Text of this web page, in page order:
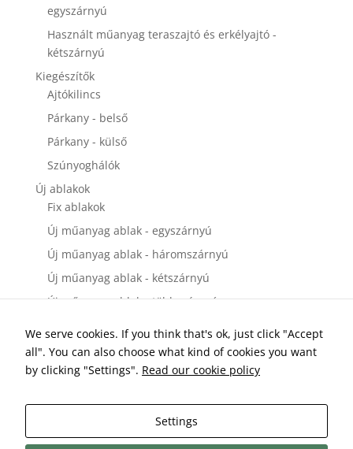
egyszárnyú
Használt műanyag teraszajtó és erkélyajtó -
kétszárnyú
Kiegészítők
Ajtókilincs
Párkany - belső
Párkany - külső
Szúnyoghálók
Új ablakok
Fix ablakok
Új műanyag ablak - egyszárnyú
Új műanyag ablak - háromszárnyú
Új műanyag ablak - kétszárnyú
Új műanyag ablak - többszárnyú
Új műanyag bejárati ajtó - egyszárnyú
Új műanyag bejárati ajtó - kétszárnyú
Új műanyag teraszajtó és erkélyajtó - egyszárnyú
Új műanyag teraszajtó és erkélyajtó - kétszárnyú
We serve cookies. If you think that's ok, just click "Accept
all". You can also choose what kind of cookies you want
by clicking "Settings". Read our cookie policy
Settings